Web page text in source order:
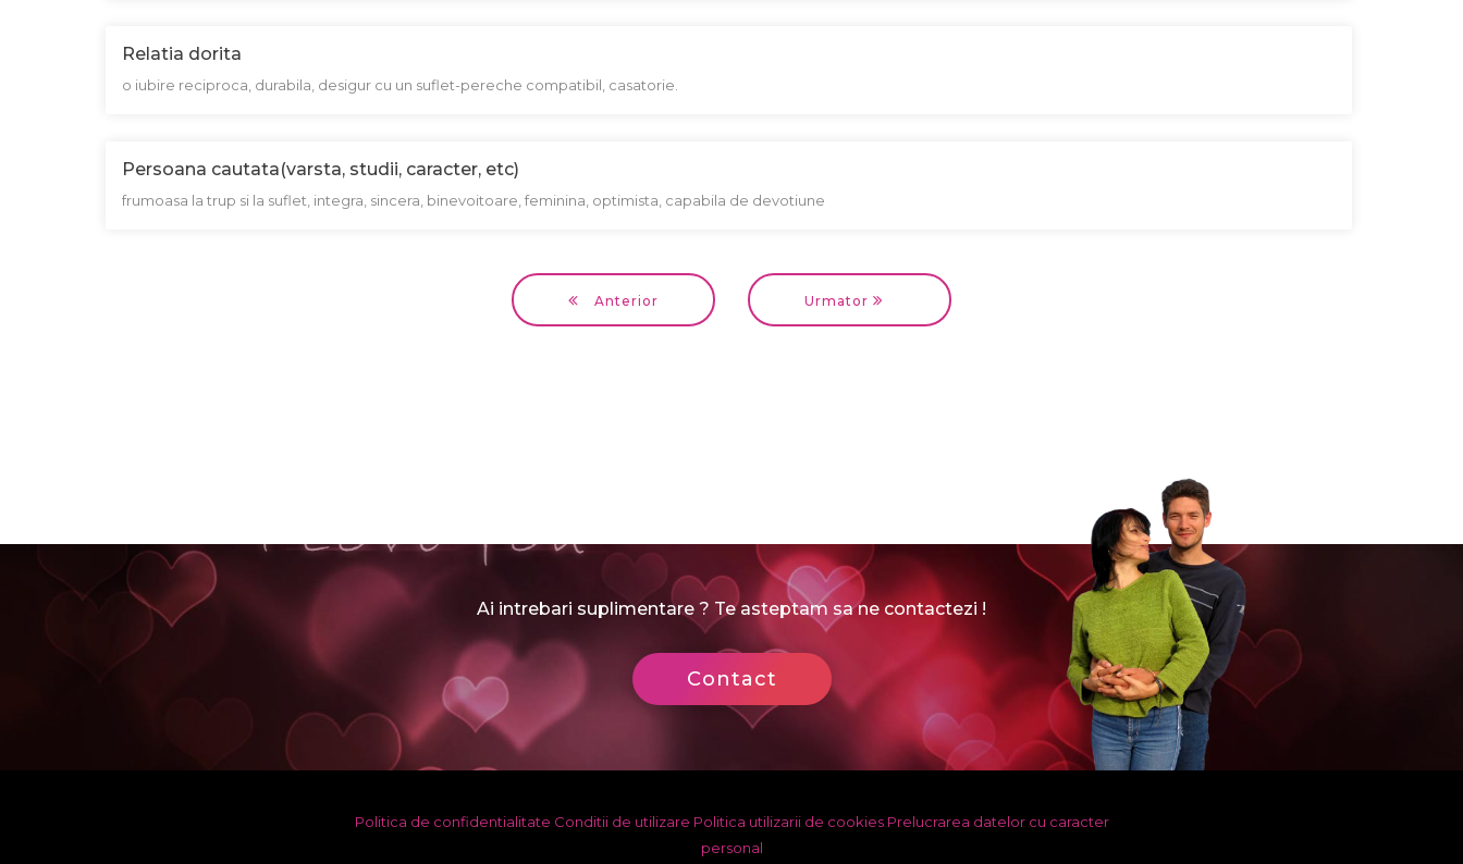
Relatia dorita
o iubire reciproca, durabila, desigur cu un suflet-pereche compatibil, casatorie.
Persoana cautata(varsta, studii, caracter, etc)
frumoasa la trup si la suflet, integra, sincera, binevoitoare, feminina, optimista, capabila de devotiune
Anterior Urmator
Ai intrebari suplimentare ? Te asteptam sa ne contactezi !
Contact
Politica de confidentialitate Conditii de utilizare Politica utilizarii de cookies Prelucrarea datelor cu caracter
personal